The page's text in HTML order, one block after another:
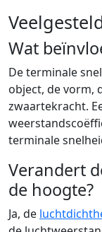
Wat
De terminale
object, de vorm,
zwaartekracht.
terminale
Verandert
de hoogte?
Ja, de